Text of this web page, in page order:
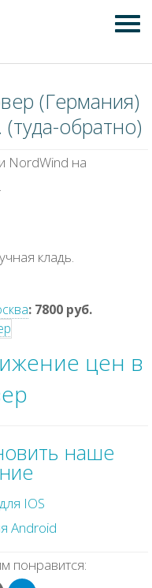
(Германия)
обратно)
NordWind на
кладь.
: 7800 руб.
цен в
наше
понравится: